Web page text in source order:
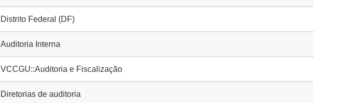
Distrito Federal (DF)
Auditoria Interna
VCCGU::Auditoria e Fiscalização
Diretorias de auditoria